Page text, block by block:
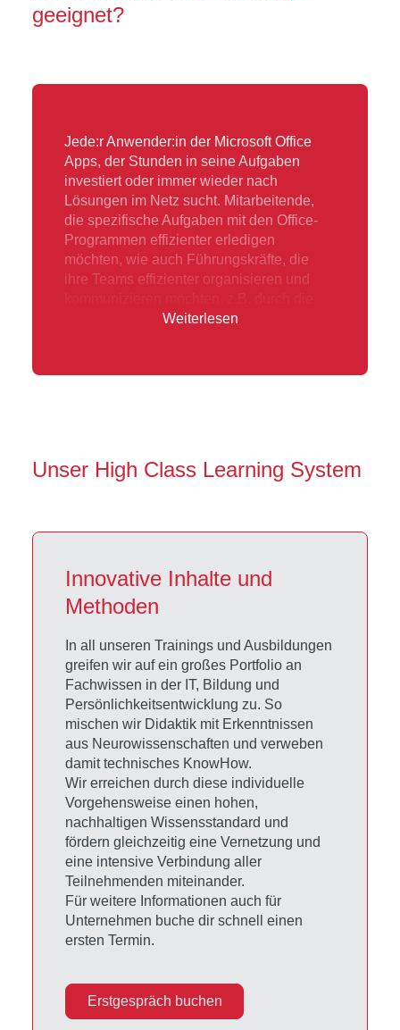
geeignet?
Jede:r Anwender:in der Microsoft Office
Apps, der Stunden in seine Aufgaben
investiert oder immer wieder nach
Lösungen im Netz sucht. Mitarbeitende,
die spezifische Aufgaben mit den Office-
Programmen effizienter erledigen
möchten, wie auch Führungskräfte, die
ihre Teams effizienter organisieren und
Nutzung von Microsoft Teams und Outlook.
Weiterlesen
Unser High Class Learning System
Innovative Inhalte und
Methoden
In all unseren Trainings und Ausbildungen
greifen wir auf ein großes Portfolio an
Fachwissen in der IT, Bildung und
Persönlichkeitsentwicklung zu. So
mischen wir Didaktik mit Erkenntnissen
aus Neurowissenschaften und verweben
damit technisches KnowHow.
Wir erreichen durch diese individuelle
Vorgehensweise einen hohen,
nachhaltigen Wissensstandard und
fördern gleichzeitig eine Vernetzung und
eine intensive Verbindung aller
Teilnehmenden miteinander.
Für weitere Informationen auch für
Unternehmen buche dir schnell einen
ersten Termin.
Erstgespräch buchen